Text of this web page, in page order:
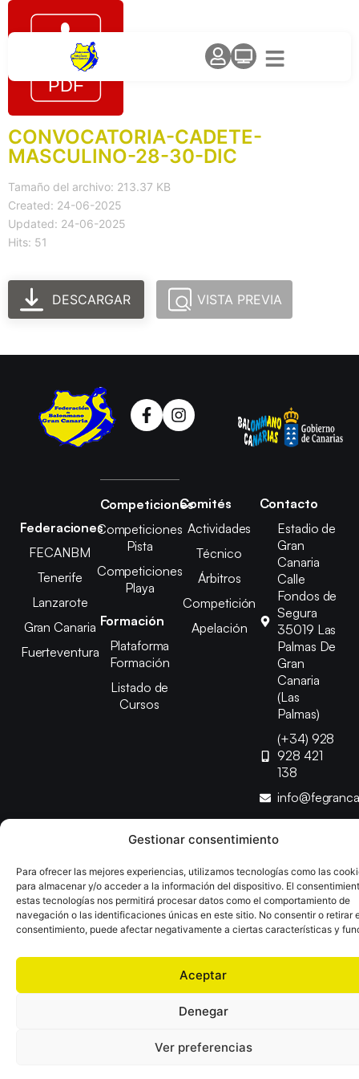
Gestionar consentimiento
Para ofrecer las mejores experiencias, utilizamos tecnologías como las
para almacenar y/o acceder a la información del dispositivo. El
estas tecnologías nos permitirá procesar datos como el comportamiento de
navegación o las identificaciones únicas en este sitio. No consentir o retirar
consentimiento, puede afectar negativamente a ciertas características y
Aceptar
Denegar
Ver preferencias
CONVOCATORIA-CADETE-
MASCULINO-28-30-DIC
Tamaño del archivo: 213.37 KB
Created: 24-06-2025
Updated: 24-06-2025
Hits: 51
DESCARGAR VISTA PREVIA
Federaciones
FECANBM
Tenerife
Lanzarote
Gran Canaria
Fuerteventura
Competiciones
Competiciones
Pista
Competiciones
Playa
Formación
Plataforma
Formación
Listado de
Cursos
Comités
Actividades
Técnico
Árbitros
Competición
Apelación
Contacto
Estadio de
Gran
Canaria
Calle
Fondos de
Segura
35019 Las
Palmas De
Gran
Canaria
(Las
Palmas)
(+34) 928
928 421
138
Copyright © 2025 Federación Canaria de Balonmano |
Aviso LegalPolítica de CookiesPolítica de Privacidad
Declaración de AccesibilidadPolítica de Ventas